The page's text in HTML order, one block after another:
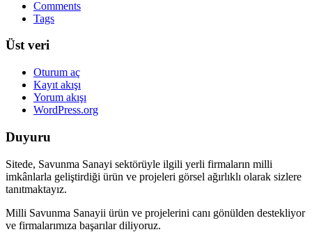
Comments
Tags
Üst veri
Oturum aç
Kayıt akışı
Yorum akışı
WordPress.org
Duyuru
Sitede, Savunma Sanayi sektörüyle ilgili yerli firmaların milli
imkânlarla geliştirdiği ürün ve projeleri görsel ağırlıklı olarak sizlere
tanıtmaktayız.
Milli Savunma Sanayii ürün ve projelerini canı gönülden destekliyor
ve firmalarımıza başarılar diliyoruz.